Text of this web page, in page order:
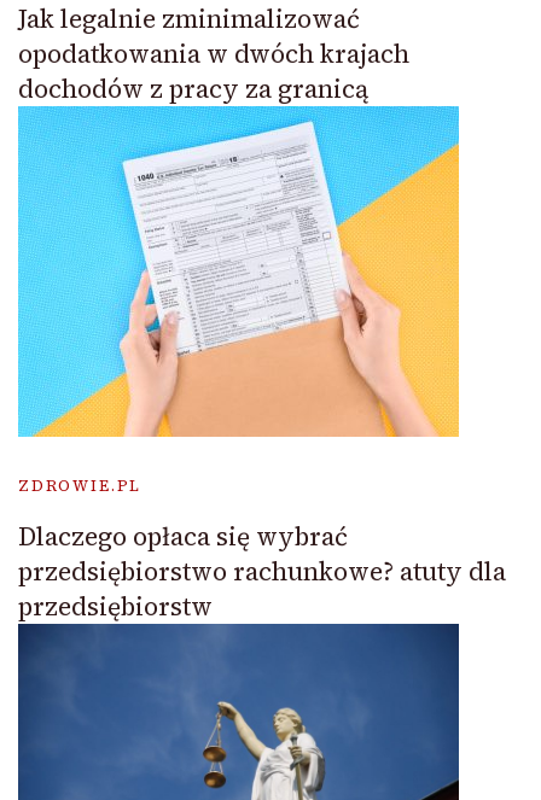
Jak legalnie zminimalizować
opodatkowania w dwóch krajach
dochodów z pracy za granicą
ZDROWIE.PL
Dlaczego opłaca się wybrać
przedsiębiorstwo rachunkowe? atuty dla
przedsiębiorstw